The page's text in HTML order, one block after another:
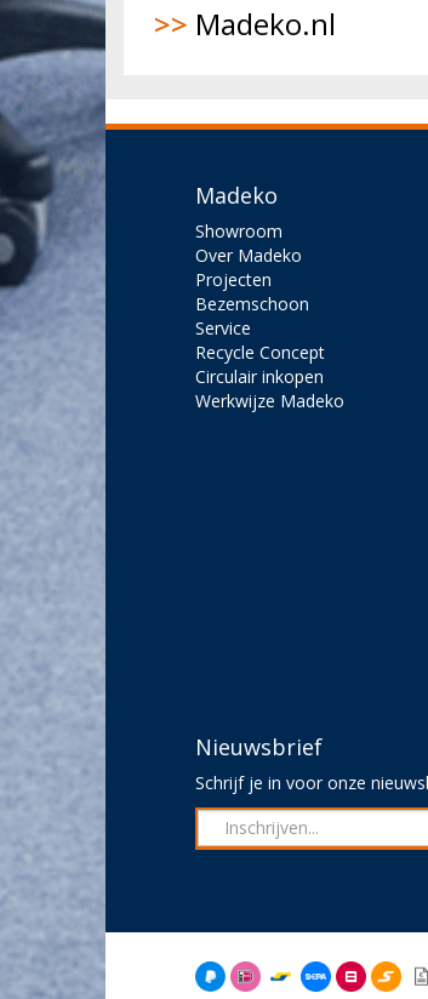
>> Madeko.nl
Madeko
Showroom
Over Madeko
Projecten
Bezemschoon
Service
Recycle Concept
Circulair inkopen
Werkwijze Madeko
Nieuwsbrief
Schrijf je in voor onze